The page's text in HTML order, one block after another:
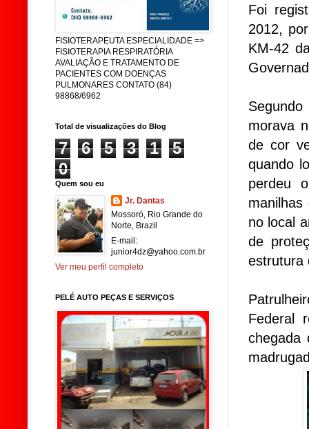
Foi
2012,
KM-42
morava
de cor
quando
perdeu
no local
de
estrutura
Federal
chegada
FISIOTERAPEUTA ESPECIALIDADE =>
FISIOTERAPIA RESPIRATÓRIA
AVALIAÇÃO E TRATAMENTO DE
PACIENTES COM DOENÇAS
PULMONARES CONTATO (84)
98868/6962
Total de visualizações do Blog
7 6 5 3 1
5
0
Quem sou eu
Jr. Dantas
Mossoró, Rio Grande do
Norte, Brazil
E-mail:
junior4dz@yahoo.com.br
Ver meu perfil completo
PELÉ AUTO PEÇAS E SERVIÇOS